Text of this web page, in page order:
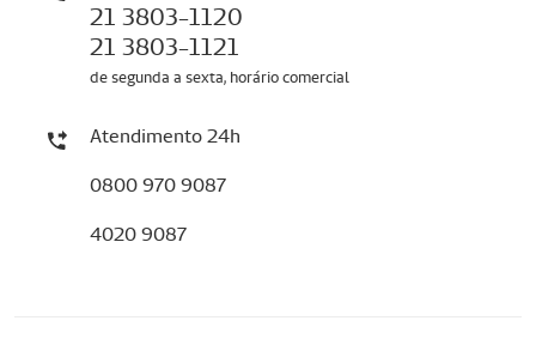
21 3803-1120
21 3803-1121
de segunda a sexta, horário comercial
Atendimento 24h
0800 970 9087
4020 9087